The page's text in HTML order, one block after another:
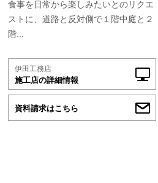
食事を日常から楽しみたいとのリクエ
ストに、道路と反対側で１階中庭と２
階...
伊田工務店
施工店の詳細情報
資料請求はこちら